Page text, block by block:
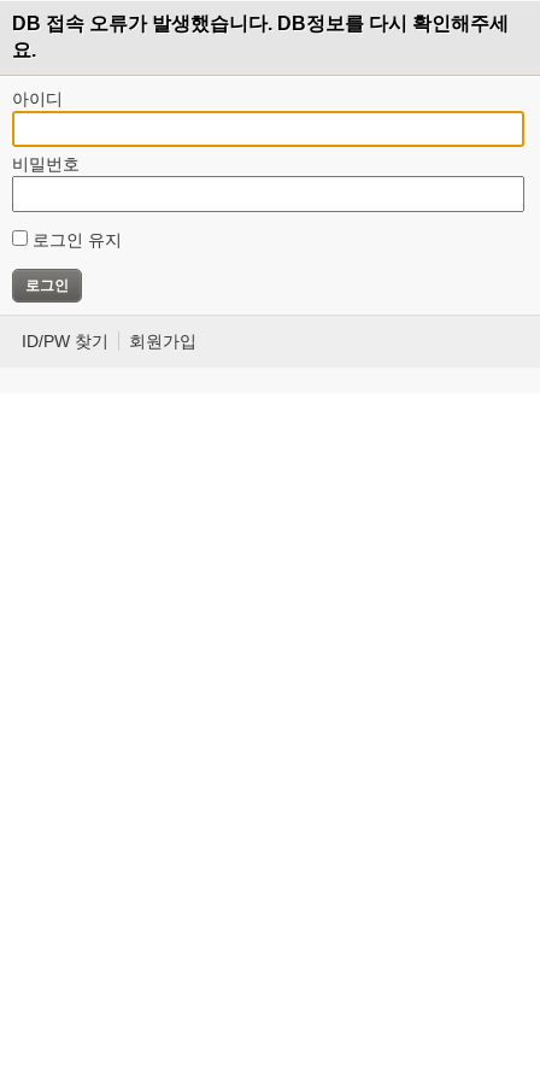
DB 접속 오류가 발생했습니다. DB정보를 다시 확인해주세
요.
아이디
비밀번호
로그인 유지
ID/PW 찾기 회원가입